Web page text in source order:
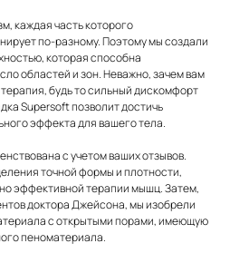
каждая часть которого
по-разному. Поэтому мы создали
которая способна
областей и зон. Неважно, зачем вам
будь то сильный дискомфорт
Supersoft позволит достичь
эффекта для вашего тела.
с учетом ваших отзывов.
точной формы и плотности,
эффективной терапии мышц. Затем,
доктора Джейсона, мы изобрели
с открытыми порами, имеющую
пеноматериала.